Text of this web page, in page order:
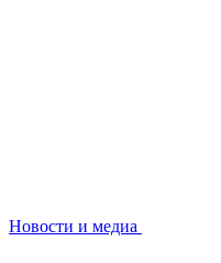
Новости и медиа